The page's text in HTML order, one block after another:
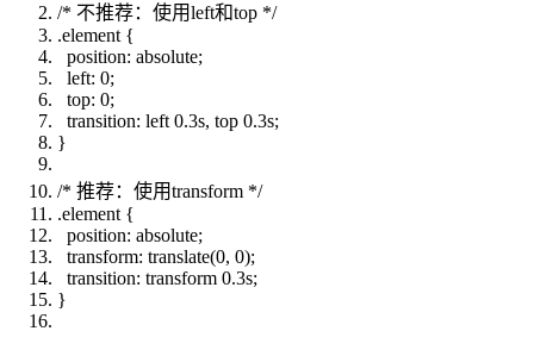
/* 不推荐：使用left和top */
.element {
position: absolute;
left: 0;
top: 0;
transition: left 0.3s, top 0.3s;
}
/* 推荐：使用transform */
.element {
position: absolute;
transform: translate(0, 0);
transition: transform 0.3s;
}